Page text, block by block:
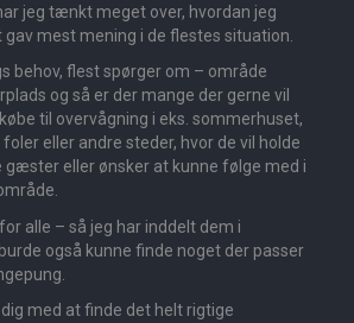
jeg tænkt meget over, hvordan jeg
gav mest mening i de flestes situation.
behov, flest spørger om – område
og så er der mange der gerne vil
til overvågning i eks. sommerhuset,
eller andre steder, hvor de vil holde
gæster eller ønsker at kunne følge med i
alle – så jeg har inddelt dem i
også kunne finde noget der passer
med at finde det helt rigtige